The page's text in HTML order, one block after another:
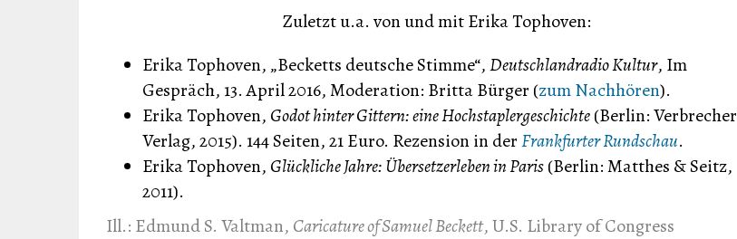
Zuletzt u.a. von und mit Erika Tophoven:
Erika Tophoven, „Becketts deutsche Stimme“,Deutschlandradio Kultur, Im
Gespräch, 13. April 2016, Moderation: Britta Bürger (zum Nachhören).
Erika Tophoven, Godot hinter Gittern: eine Hochstaplergeschichte(Berlin: Verbrecher
Verlag, 2015). 144 Seiten, 21 Euro. Rezension in derFrankfurter Rundschau.
Erika Tophoven, Glückliche Jahre: Übersetzerleben in Paris(Berlin: Matthes & Seitz,
2011).
Ill.: Edmund S. Valtman, Caricature of Samuel Beckett, U.S. Library of Congress